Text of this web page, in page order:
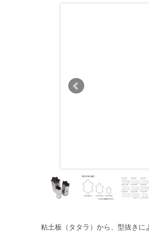
粘土板（タタラ）から、型抜きに